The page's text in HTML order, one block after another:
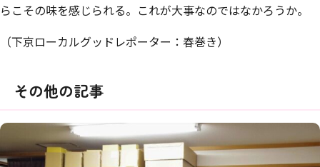
らこその味を感じられる。これが⼤事なのではなかろうか。
（下京ローカルグッドレポーター：春巻き）
その他の記事